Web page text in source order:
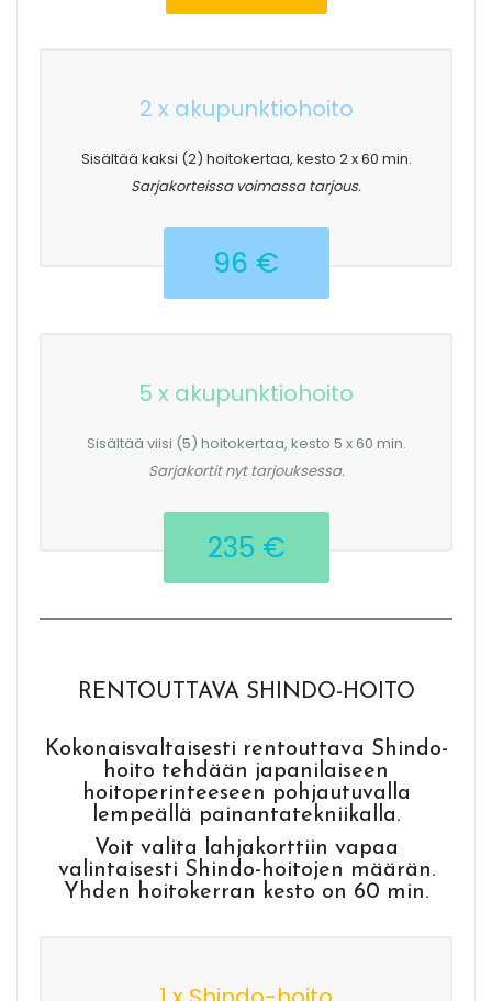
2 x akupunktiohoito
Sisältää kaksi (2) hoitokertaa, kesto 2 x 60 min.
Sarjakorteissa voimassa tarjous.
96 €
5 x akupunktiohoito
Sisältää viisi (5) hoitokertaa, kesto 5 x 60 min.
Sarjakortit nyt tarjouksessa.
235 €
RENTOUTTAVA SHINDO-HOITO
Kokonaisvaltaisesti rentouttava Shindo-
hoito tehdään japanilaiseen
hoitoperinteeseen pohjautuvalla
lempeällä painantatekniikalla.
Voit valita lahjakorttiin vapaa
valintaisesti Shindo-hoitojen määrän.
Yhden hoitokerran kesto on 60 min.